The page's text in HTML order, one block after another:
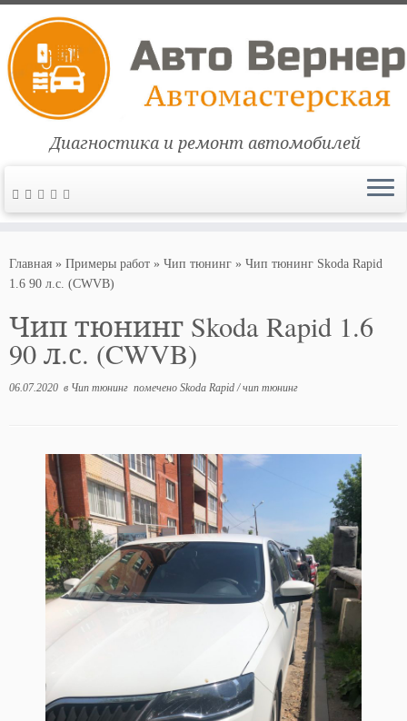
содержимому
Диагностика и ремонт автомобилей
Главная » Примеры работ » Чип тюнинг » Чип тюнинг Skoda Rapid
1.6 90 л.с. (CWVB)
Чип тюнинг Skoda Rapid 1.6
90 л.с. (CWVB)
06.07.2020 в Чип тюнинг помечено Skoda Rapid /чип тюнинг